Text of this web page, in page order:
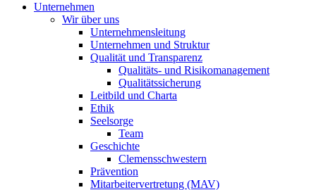
Unternehmen
Wir über uns
Unternehmensleitung
Unternehmen und Struktur
Qualität und Transparenz
Qualitäts- und Risikomanagement
Qualitätssicherung
Leitbild und Charta
Ethik
Seelsorge
Team
Geschichte
Clemensschwestern
Prävention
Mitarbeitervertretung (MAV)